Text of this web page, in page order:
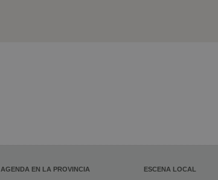
AGENDA EN LA PROVINCIA ESCENA LOCAL